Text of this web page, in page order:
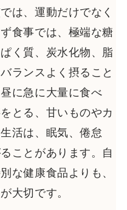
は、運動だけでなく
食事では、極端な糖
く質、炭水化物、脂
ランスよく摂ること
に急に大量に食べ
とる、甘いものやカ
活は、眠気、倦怠
ことがあります。自
な健康食品よりも、
大切です。